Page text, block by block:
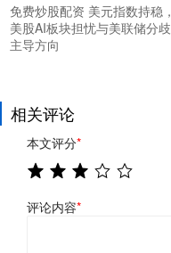
免费炒股配资 美元指数持稳，
美股AI板块担忧与美联储分歧
主导方向
相关评论
本文评分*
评论内容*